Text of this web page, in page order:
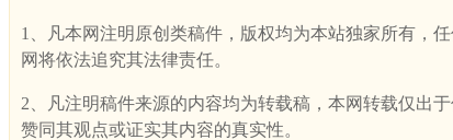
1、凡本网注明原创类稿件，版权均为本站独家所有，
网将依法追究其法律责任。
2、凡注明稿件来源的内容均为转载稿，本网转载仅出
赞同其观点或证实其内容的真实性。